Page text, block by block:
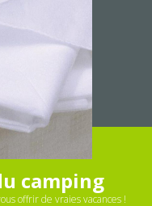
camping
offrir de vraies vacances !